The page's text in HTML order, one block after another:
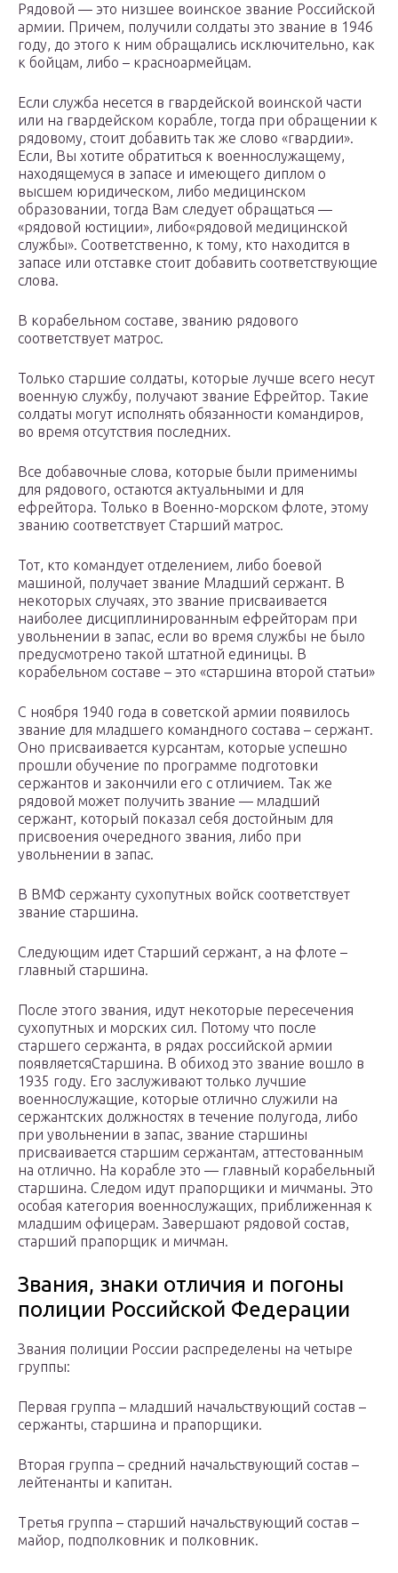
Рядовой — это низшее воинское звание Российской
армии. Причем, получили солдаты это звание в 1946
году, до этого к ним обращались исключительно, как
к бойцам, либо – красноармейцам.
Если служба несется в гвардейской воинской части
или на гвардейском корабле, тогда при обращении к
рядовому, стоит добавить так же слово «гвардии».
Если, Вы хотите обратиться к военнослужащему,
находящемуся в запасе и имеющего диплом о
высшем юридическом, либо медицинском
образовании, тогда Вам следует обращаться —
«рядовой юстиции», либо«рядовой медицинской
службы». Соответственно, к тому, кто находится в
запасе или отставке стоит добавить соответствующие
слова.
В корабельном составе, званию рядового
соответствует матрос.
Только старшие солдаты, которые лучше всего несут
военную службу, получают звание Ефрейтор. Такие
солдаты могут исполнять обязанности командиров,
во время отсутствия последних.
Все добавочные слова, которые были применимы
для рядового, остаются актуальными и для
ефрейтора. Только в Военно-морском флоте, этому
званию соответствует Старший матрос.
Тот, кто командует отделением, либо боевой
машиной, получает звание Младший сержант. В
некоторых случаях, это звание присваивается
наиболее дисциплинированным ефрейторам при
увольнении в запас, если во время службы не было
предусмотрено такой штатной единицы. В
корабельном составе – это «старшина второй статьи»
С ноября 1940 года в советской армии появилось
звание для младшего командного состава – сержант.
Оно присваивается курсантам, которые успешно
прошли обучение по программе подготовки
сержантов и закончили его с отличием. Так же
рядовой может получить звание — младший
сержант, который показал себя достойным для
присвоения очередного звания, либо при
увольнении в запас.
В ВМФ сержанту сухопутных войск соответствует
звание старшина.
Следующим идет Старший сержант, а на флоте –
главный старшина.
После этого звания, идут некоторые пересечения
сухопутных и морских сил. Потому что после
старшего сержанта, в рядах российской армии
появляетсяСтаршина. В обиход это звание вошло в
1935 году. Его заслуживают только лучшие
военнослужащие, которые отлично служили на
сержантских должностях в течение полугода, либо
при увольнении в запас, звание старшины
присваивается старшим сержантам, аттестованным
на отлично. На корабле это — главный корабельный
старшина. Следом идут прапорщики и мичманы. Это
особая категория военнослужащих, приближенная к
младшим офицерам. Завершают рядовой состав,
старший прапорщик и мичман.
Звания, знаки отличия и погоны
полиции Российской Федерации
Звания полиции России распределены на четыре
группы:
Первая группа – младший начальствующий состав –
сержанты, старшина и прапорщики.
Вторая группа – средний начальствующий состав –
лейтенанты и капитан.
Третья группа – старший начальствующий состав –
майор, подполковник и полковник.